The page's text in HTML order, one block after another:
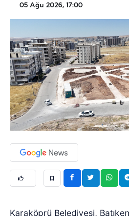
05 Ağu 2026, 17:00
Karaköprü Belediyesi,